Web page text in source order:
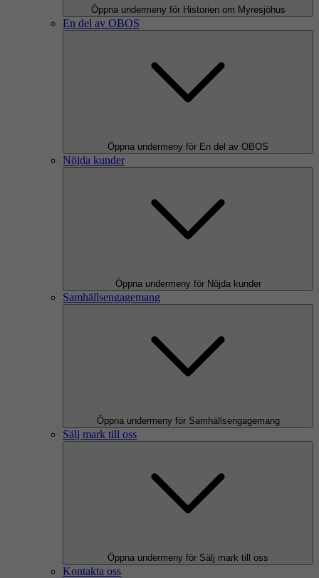
Öppna undermeny för Historien om Myresjöhus
En del av OBOS
Öppna undermeny för En del av OBOS
Nöjda kunder
Öppna undermeny för Nöjda kunder
Samhällsengagemang
Öppna undermeny för Samhällsengagemang
Sälj mark till oss
Öppna undermeny för Sälj mark till oss
Kontakta oss